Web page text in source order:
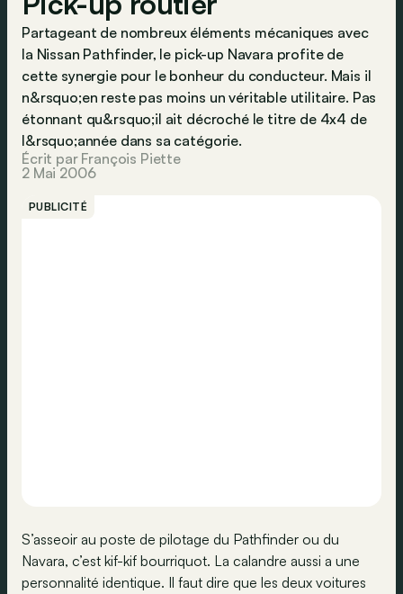
Partageant de nombreux éléments mécaniques avec
la Nissan Pathfinder, le pick-up Navara profite de
cette synergie pour le bonheur du conducteur. Mais il
n&rsquo;en reste pas moins un véritable utilitaire. Pas
étonnant qu&rsquo;il ait décroché le titre de 4x4 de
l&rsquo;année dans sa catégorie.
Écrit par François Piette
2 Mai 2006
PUBLICITÉ
S’asseoir au poste de pilotage du Pathfinder ou du
Navara, c’est kif-kif bourriquot. La calandre aussi a une
personnalité identique. Il faut dire que les deux voitures